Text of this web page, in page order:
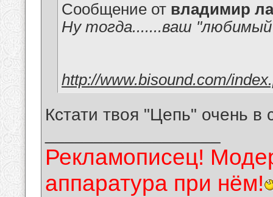
Сообщение от владимир
Ну тогда.......ваш
http://www.bisound.com/
Кстати твоя "Цепь" очень в
Рекламописец!
аппаратура при нём!